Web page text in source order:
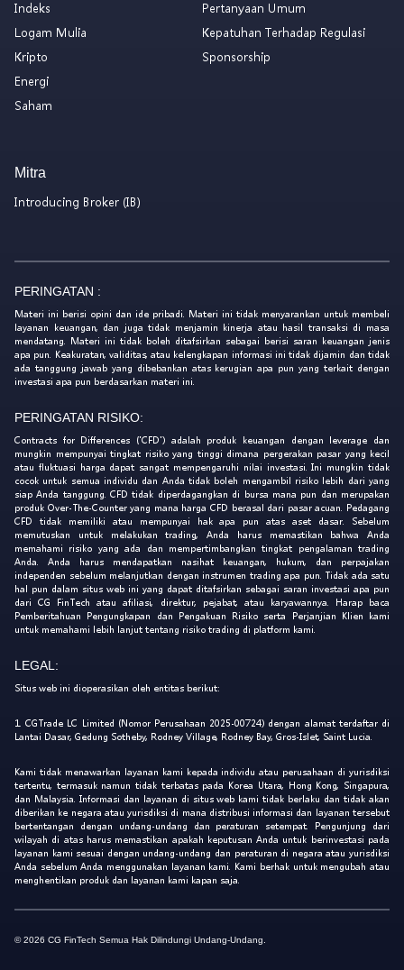
Indeks
Logam Mulia
Kripto
Energi
Saham
Pertanyaan Umum
Kepatuhan Terhadap Regulasi
Sponsorship
Mitra
Introducing Broker (IB)
PERINGATAN :
Materi ini berisi opini dan ide pribadi. Materi ini tidak menyarankan untuk membeli
layanan keuangan, dan juga tidak menjamin kinerja atau hasil transaksi di masa
mendatang. Materi ini tidak boleh ditafsirkan sebagai berisi saran keuangan jenis
apa pun. Keakuratan, validitas, atau kelengkapan informasi ini tidak dijamin dan tidak
ada tanggung jawab yang dibebankan atas kerugian apa pun yang terkait dengan
investasi apa pun berdasarkan materi ini.
PERINGATAN RISIKO:
Contracts for Differences ('CFD') adalah produk keuangan dengan leverage dan
mungkin mempunyai tingkat risiko yang tinggi dimana pergerakan pasar yang kecil
atau fluktuasi harga dapat sangat mempengaruhi nilai investasi. Ini mungkin tidak
cocok untuk semua individu dan Anda tidak boleh mengambil risiko lebih dari yang
siap Anda tanggung. CFD tidak diperdagangkan di bursa mana pun dan merupakan
produk Over-The-Counter yang mana harga CFD berasal dari pasar acuan. Pedagang
CFD tidak memiliki atau mempunyai hak apa pun atas aset dasar. Sebelum
memutuskan untuk melakukan trading, Anda harus memastikan bahwa Anda
memahami risiko yang ada dan mempertimbangkan tingkat pengalaman trading
Anda. Anda harus mendapatkan nasihat keuangan, hukum, dan perpajakan
independen sebelum melanjutkan dengan instrumen trading apa pun. Tidak ada satu
hal pun dalam situs web ini yang dapat ditafsirkan sebagai saran investasi apa pun
dari CG FinTech atau afiliasi, direktur, pejabat, atau karyawannya. Harap baca
Pemberitahuan Pengungkapan dan Pengakuan Risiko serta Perjanjian Klien kami
untuk memahami lebih lanjut tentang risiko trading di platform kami.
LEGAL:
Situs web ini dioperasikan oleh entitas berikut:
1. CGTrade LC Limited (Nomor Perusahaan 2025-00724) dengan alamat terdaftar di
Lantai Dasar, Gedung Sotheby, Rodney Village, Rodney Bay, Gros-Islet, Saint Lucia.
Kami tidak menawarkan layanan kami kepada individu atau perusahaan di yurisdiksi
tertentu, termasuk namun tidak terbatas pada Korea Utara, Hong Kong, Singapura,
dan Malaysia. Informasi dan layanan di situs web kami tidak berlaku dan tidak akan
diberikan ke negara atau yurisdiksi di mana distribusi informasi dan layanan tersebut
bertentangan dengan undang-undang dan peraturan setempat. Pengunjung dari
wilayah di atas harus memastikan apakah keputusan Anda untuk berinvestasi pada
layanan kami sesuai dengan undang-undang dan peraturan di negara atau yurisdiksi
Anda sebelum Anda menggunakan layanan kami. Kami berhak untuk mengubah atau
menghentikan produk dan layanan kami kapan saja.
© 2026 CG FinTech Semua Hak Dilindungi Undang-Undang.